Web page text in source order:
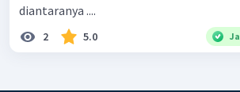
diantaranya ....
2 5.0